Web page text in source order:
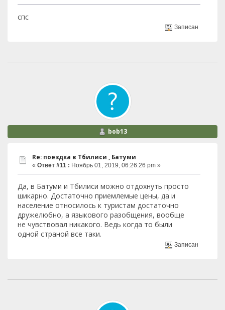
спс
Записан
bob13
Re: поездка в Тбилиси , Батуми
« Ответ #11 : Ноябрь 01, 2019, 06:26:26 pm »
Да, в Батуми и Тбилиси можно отдохнуть просто
шикарно. Достаточно приемлемые цены, да и
население относилось к туристам достаточно
дружелюбно, а языкового разобщения, вообще
не чувствовал никакого. Ведь когда то были
одной страной все таки.
Записан